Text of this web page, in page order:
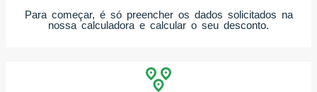
Para começar, é só preencher os dados solicitados na
nossa calculadora e calcular o seu desconto.